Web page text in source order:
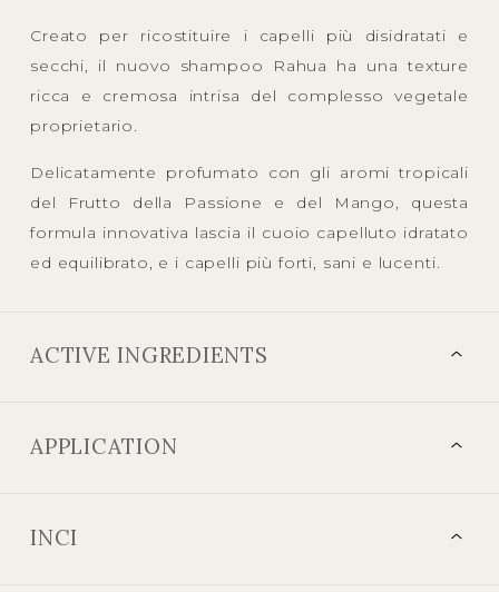
Creato per ricostituire i capelli più disidratati e
secchi, il nuovo shampoo Rahua ha una texture
ricca e cremosa intrisa del complesso vegetale
proprietario.
Delicatamente profumato con gli aromi tropicali
del Frutto della Passione e del Mango, questa
formula innovativa lascia il cuoio capelluto idratato
ed equilibrato, e i capelli più forti, sani e lucenti.
ACTIVE INGREDIENTS
APPLICATION
INCI